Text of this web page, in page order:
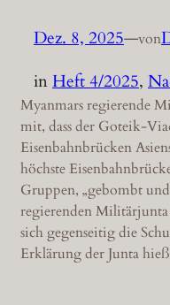
Dez. 8, 2025—von
inHeft 4/2025,
Myanmars regierende
mit, dass der Goteik-
Eisenbahnbrücken
höchste
Gruppen, „gebombt
regierenden
sich gegenseitig die
Erklärung der Junta